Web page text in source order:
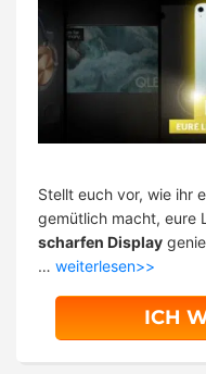
Stellt euch vor, wie ihr
gemütlich macht, eure
scharfen Display
… weiterlesen>>
ICH